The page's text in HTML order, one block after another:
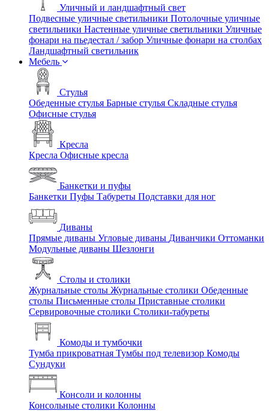
Уличный и ландшафтный свет
Подвесные уличные светильники Потолочные уличные
светильники Настенные уличные светильники Уличные
фонари на пьедестал / забор Уличные фонари на столбах
Ландшафтный светильник
Мебель
Стулья
Обеденные стулья Барные стулья Складные стулья
Офисные стулья
Кресла
Кресла Офисные кресла
Банкетки и пуфы
Банкетки Пуфы Табуреты Подставки для ног
Диваны
Прямые диваны Угловые диваны Диванчики Оттоманки
Модульные диваны Шезлонги
Столы и столики
Журнальные столы Журнальные столики Обеденные
столы Письменные столы Приставные столики
Сервировочные столики Столики-табуреты
Комоды и тумбочки
Тумба прикроватная Тумбы под телевизор Комоды
Сундуки
Консоли и колонны
Консольные столики Колонны